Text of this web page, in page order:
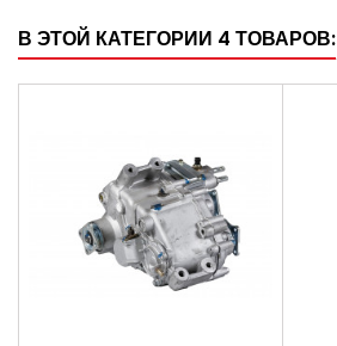
В ЭТОЙ КАТЕГОРИИ 4 ТОВАРОВ: